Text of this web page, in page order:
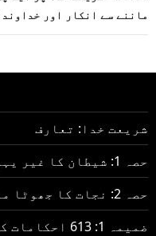
ماننے سے انکار اور
شریعت خدا: تعارف
حصہ 1: شیطان کا غیر یہودیوں کے خلاف عظیم منصوبہ
حصہ 2: نجات کا جھوٹا منصوبہ
ضمیمہ 1: 613 احکامات کا افسانہ